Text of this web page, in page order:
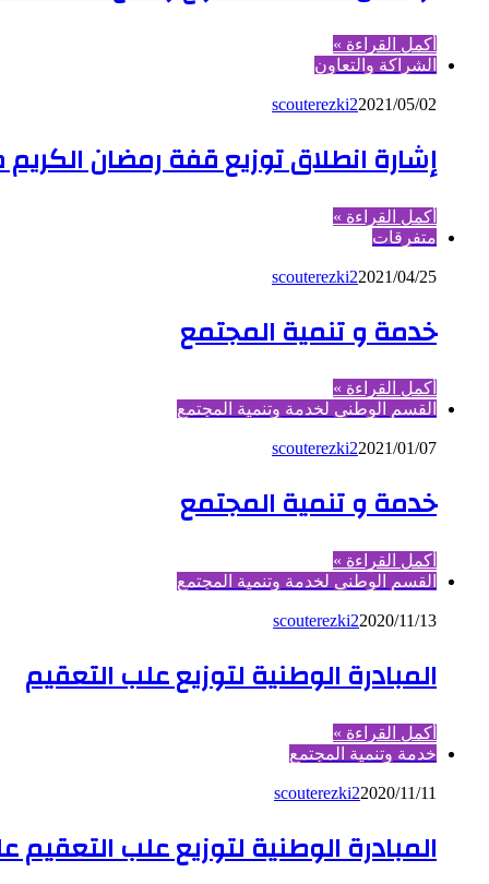
أكمل القراءة »
الشراكة والتعاون
scouterezki22021/05/02
إشارة انطلاق توزيع قفة رمضان
أكمل القراءة »
متفرقات
scouterezki22021/04/25
خدمة و تنمية المجتمع
أكمل القراءة »
القسم الوطني لخدمة وتنمية المجتمع
scouterezki22021/01/07
خدمة و تنمية المجتمع
أكمل القراءة »
القسم الوطني لخدمة وتنمية المجتمع
scouterezki22020/11/13
المبادرة الوطنية لتوزيع علب التعقيم
أكمل القراءة »
خدمة وتنمية المجتمع
scouterezki22020/11/11
المبادرة الوطنية لتوزيع علب